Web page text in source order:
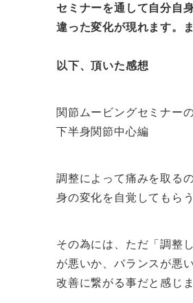
セミナーを通して自分自
違った変化が現れます。
以下、頂いた感想
関節ムービングセミナー
下半身関節中心編
調整によって痛みを取る
身の変化を自覚してもら
その為には、ただ「調整
が悪いか、バランスが悪
改善に繋がる事だと感じま